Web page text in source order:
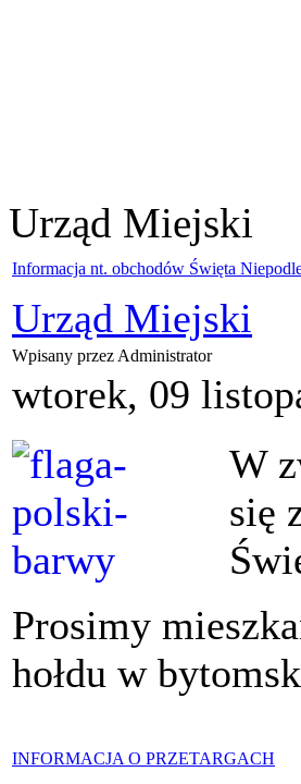
Urząd Miejski
Informacja nt. obchodów Święta
Urząd Miejski
Wpisany przez Administrator
wtorek, 09
W
się
Prosimy
hołdu w
INFORMACJA O PRZETARGACH